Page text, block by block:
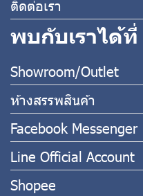
ติดต่อเรา
พบกับเราได้ที่
Showroom/Outlet
ห้างสรรพสินค้า
Facebook Messenger
Line Official Account
Shopee